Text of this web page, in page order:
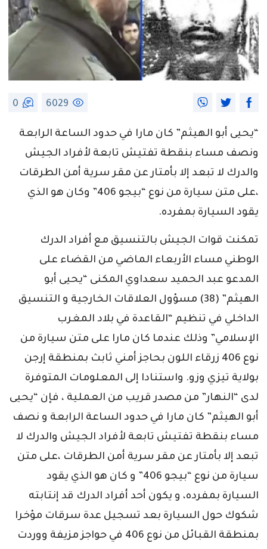
6029
0
“يحيى أبو الهيثم” كان مارا في حدود الساعة الرابعة
ونصف مساء بنقطة تفتيش تابعة لأفراد الجيش
والدرك لا تبعد إلا بأمتار عن مقر سرية أمن الطرقات
،على متن سيارة من نوع “بيجو 406” وكان هو الذي
يقود السيارة بمفرده.
تمكنت قوات الجيش بالتنسيق مع أفراد الدرك
الوطني مساء الأربعاء الماضي من القضاء على
المدعو عبد الحميد سعداوي المكنى “يحيى أبو
الهيثم” (38) مسؤول العلاقات الخارجية و التنسيق
الداخلي في تنظيم “القاعدة في بلاد المغرب
الإسلامي” وذلك عندما كان مارا على متن سيارة من
نوع 406 زرقاء اللون بحاجز أمني ثابث بمنطقة إرجن
بولاية تيزي وزو. واستنادا إلى المعلومات المتوفرة
لدى “النهار” من مصدر قريب من العملية ، فإن “يحيى
أبو الهيثم” كان مارا في حدود الساعة الرابعة و نصف
مساء بنقطة تفتيش تابعة لأفراد الجيش والدرك لا
تبعد إلا بأمتار عن مقر سرية أمن الطرقات ،على متن
سيارة من نوع “بيجو 406” و كان هو الذي يقود
السيارة بمفرده، و يكون أحد أفراد الدرك قد إنتابته
شكوك حول السيارة بعد تسجيل عدة سرقات مؤخرا
بمنطقة القبائل من نوع 406 في حواجز مزيفة ووردت